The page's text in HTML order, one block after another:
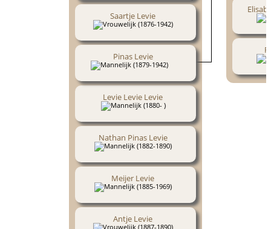
Saartje Levie
(1876-1942)
Levie Levie Levie
(1880- )
Nathan Pinas Levie
(1882-1890)
Meijer Levie
(1885-1969)
Antje Levie
(1887-1890)
Pinas Levie
(1879-1942)